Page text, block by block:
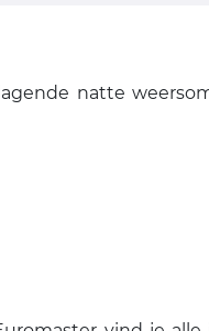
natte